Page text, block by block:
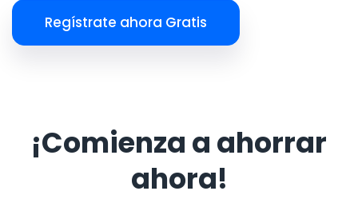
Regístrate ahora Gratis
¡Comienza a ahorrar
ahora!